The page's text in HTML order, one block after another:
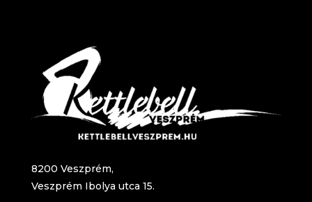
8200 Veszprém,
Veszprém Ibolya utca 15.